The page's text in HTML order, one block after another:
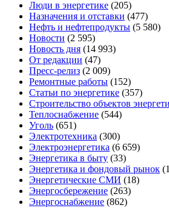
Люди в энергетике (205)
Назначения и отставки (477)
Нефть и нефтепродукты (5 580)
Новости (2 595)
Новость дня (14 993)
От редакции (47)
Пресс-релиз (2 009)
Ремонтные работы (152)
Статьи по энергетике (357)
Строительство объектов
Теплоснабжение (544)
Уголь (651)
Электротехника (300)
Электроэнергетика (6 659)
Энергетика в быту (33)
Энергетика и фондовый рынок
Энергетические СМИ (18)
Энергосбережение (263)
Энергоснабжение (862)